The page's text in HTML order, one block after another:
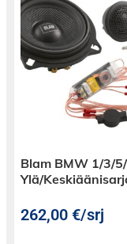
Blam BMW 1/3/
Ylä/
262,00€/srj